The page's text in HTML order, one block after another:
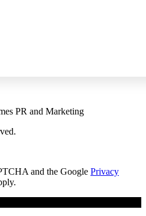
PR and Marketing
and the Google Privacy